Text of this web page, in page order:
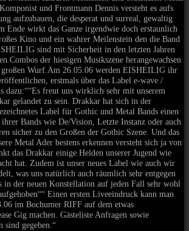
und Frontmann Dennis versteht es aufs
aufzubauen, die desperat und surreal, gewaltig
Ende wirkt das Ganze irgendwie doch erstaunlich
Kino und ein wahrer Meilenstein den die Band
sind mit Sicherheit in den letzten Jahren
Combos der hiesigen Musikszene herangewachsen
Wurf.Am 26.05.06 werden EISHEILIG ihr
erstmals über das Label e-wave /
dazu:““Es freut uns wirklich sehr mit unserem
gelandet zu sein. Drakkar hat sich in der
Label für Gothic und Metal Bands einen
Bands wie De/Vision, Letzte Instanz oder auch
sicher zu den Großen der Gothic Szene. Und das
Metal Ader bestens erkennen versteht sich ja von
das Drakkar einige Helden unserer Jugend wie
hat. Zudem ist unser neues Label wie auch wir
was uns natürlich auch räumlich sehr entgegen
der neuen Konstellation auf jeden Fall sehr wohl
Einen ersten Liveeindruck kann man
im Bochumer RIFF auf dem etwas
Gig machen. Gästeliste Anfragen sowie
gegeben.“